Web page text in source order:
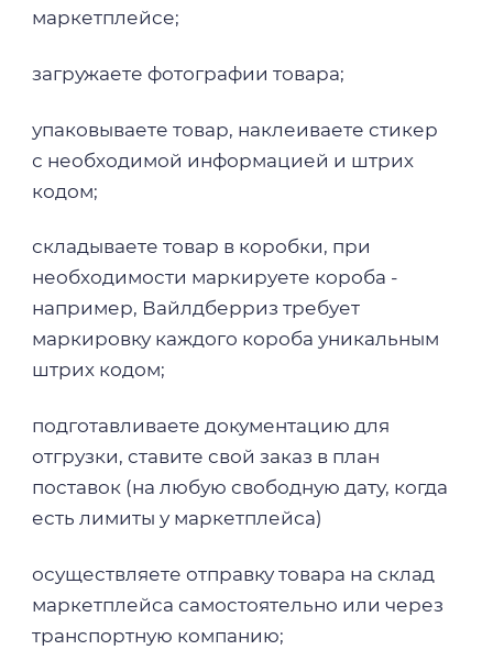
маркетплейсе;
загружаете фотографии товара;
упаковываете товар, наклеиваете стикер
с необходимой информацией и штрих
кодом;
складываете товар в коробки, при
необходимости маркируете короба -
например, Вайлдберриз требует
маркировку каждого короба уникальным
штрих кодом;
подготавливаете документацию для
отгрузки, ставите свой заказ в план
поставок (на любую свободную дату, когда
есть лимиты у маркетплейса)
осуществляете отправку товара на склад
маркетплейса самостоятельно или через
транспортную компанию;